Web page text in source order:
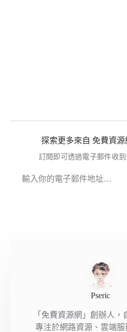
探索更多來自 免費資源
訂閱即可透過電子郵件收到
Pseric
「免費資源網」創辦人，
專注於網路資源、雲端